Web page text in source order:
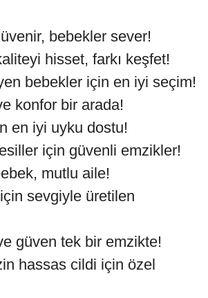
bebekler sever!
hisset, farkı keşfet!
bebekler için en iyi seçim!
konfor bir arada!
en iyi uyku dostu!
için güvenli emzikler!
mutlu aile!
sevgiyle üretilen
güven tek bir emzikte!
hassas cildi için özel